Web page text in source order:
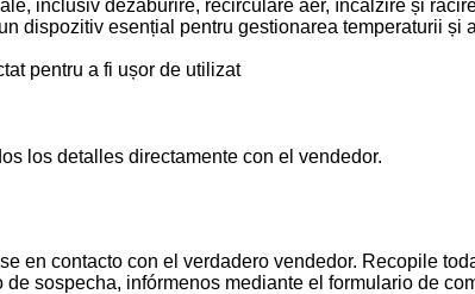
inclusiv dezaburire, recirculare aer, încălzire și
dispozitiv esențial pentru gestionarea temperaturii
pentru a fi ușor de utilizat
los detalles directamente con el vendedor.
en contacto con el verdadero vendedor. Recopile
sospecha, infórmenos mediante el formulario de